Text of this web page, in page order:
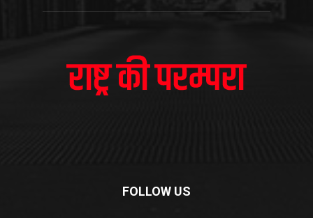
FOLLOW US